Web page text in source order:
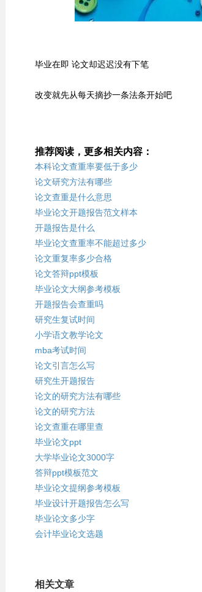
毕业在即 论文却迟迟没有下笔
改变就先从每天摘抄一条法条开始吧
推荐阅读，更多相关内容：
本科论文查重率要低于多少
论文研究方法有哪些
论文查重是什么意思
毕业论文开题报告范文样本
开题报告是什么
毕业论文查重率不能超过多少
论文重复率多少合格
论文答辩ppt模板
毕业论文大纲参考模板
开题报告会查重吗
研究生复试时间
小学语文教学论文
mba考试时间
论文引言怎么写
研究生开题报告
论文的研究方法有哪些
论文的研究方法
论文查重在哪里查
毕业论文ppt
大学毕业论文3000字
答辩ppt模板范文
毕业论文提纲参考模板
毕业设计开题报告怎么写
毕业论文多少字
会计毕业论文选题
相关文章